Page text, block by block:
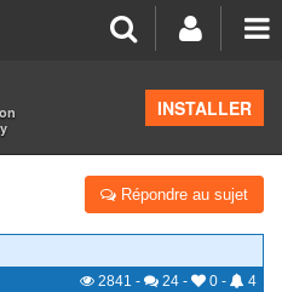
INSTALLER
TIERS-PENSION”
Répondre au sujet
2841 - 24 - 0 -
4